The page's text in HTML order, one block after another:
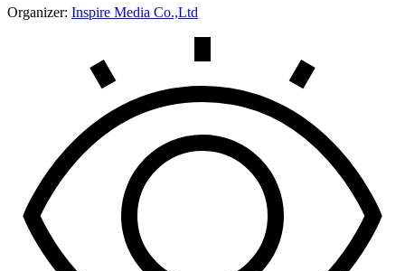
Organizer: Inspire Media Co.,Ltd